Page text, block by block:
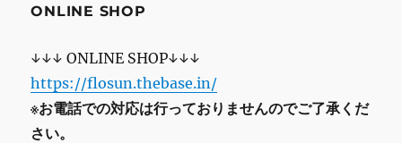
ONLINE SHOP
↓↓↓ ONLINE SHOP↓↓↓
https://flosun.thebase.in/
※お電話での対応は行っておりませんのでご了承くだ
さい。